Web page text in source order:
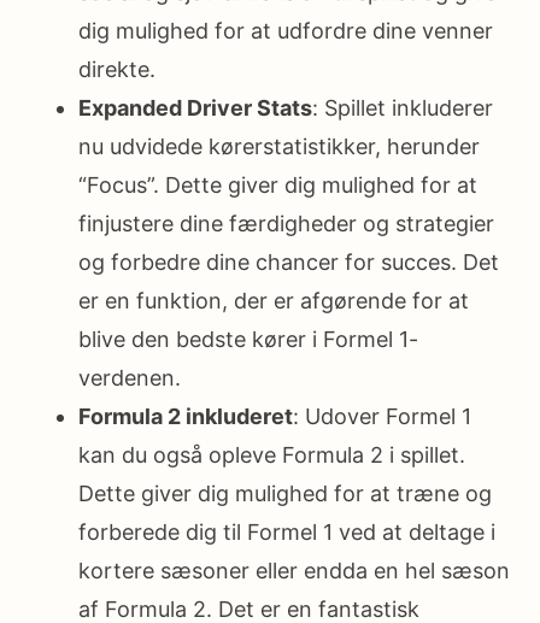
dig mulighed for at udfordre dine venner
direkte.
Expanded Driver Stats: Spillet inkluderer
nu udvidede kørerstatistikker, herunder
“Focus”. Dette giver dig mulighed for at
finjustere dine færdigheder og strategier
og forbedre dine chancer for succes. Det
er en funktion, der er afgørende for at
blive den bedste kører i Formel 1-
verdenen.
Formula 2 inkluderet: Udover Formel 1
kan du også opleve Formula 2 i spillet.
Dette giver dig mulighed for at træne og
forberede dig til Formel 1 ved at deltage i
kortere sæsoner eller endda en hel sæson
af Formula 2. Det er en fantastisk